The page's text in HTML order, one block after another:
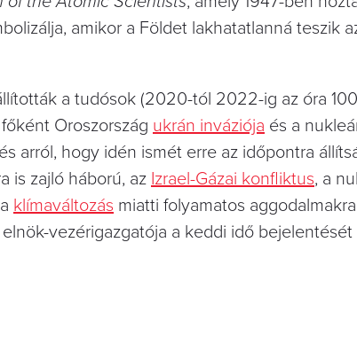
amikor a Földet lakhatatlanná teszik
a tudósok (2020-tól 2022-ig az óra 100
főként Oroszország ukrán inváziója és a
arról, hogy idén ismét erre az időpontra
is zajló háború, az Izrael-Gázai konfliktus, a
klímaváltozás miatti folyamatos
elnök-vezérigazgatója a keddi idő